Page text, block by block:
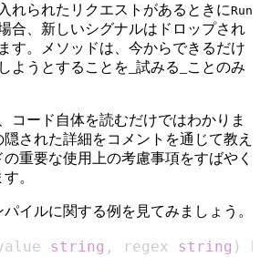
れられたリクエストがあるときにRun
合、新しいシグナルはドロップされ
す。メソッドは、今からできるだけ
ようとすることを_試みる_ことのみ
コード自体を読むだけではわかりま
された詳細をコメントを通じて教え
重要な使用上の考慮事項をすばやく
。
イルに関する例を見てみましょう。
string , regex string )